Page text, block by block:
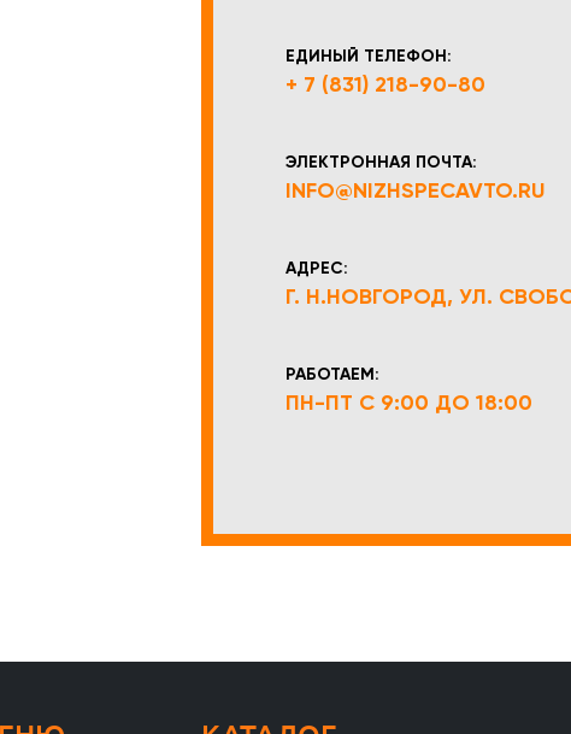
ЕДИНЫЙ ТЕЛЕФОН:
+ 7 (831) 218-90-80
ЭЛЕКТРОННАЯ ПОЧТА:
INFO@NIZHSPECAVTO.RU
АДРЕС:
Г. Н.НОВГОРОД, УЛ.
РАБОТАЕМ:
ПН-ПТ С 9:00 ДО 18:00